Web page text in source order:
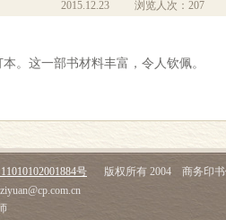
2015.12.23 浏览人次：207
。这一部书材料丰富，令人钦佩。
号
版权所有 2004 商务印